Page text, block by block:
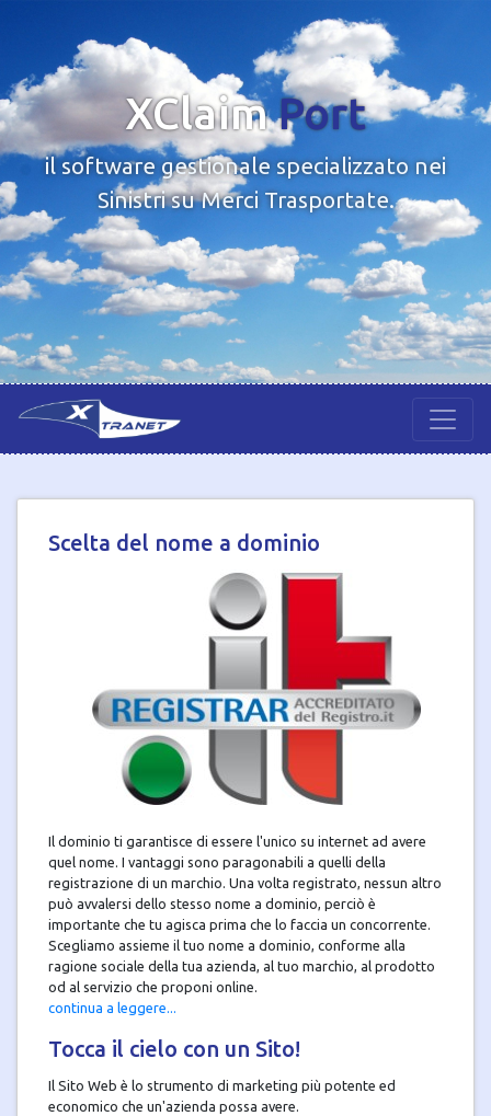
XClaimPort
il software gestionale specializzato nei
Sinistri su Merci Trasportate.
Scelta del nome a dominio
Il dominio ti garantisce di essere l'unico su internet ad avere
quel nome. I vantaggi sono paragonabili a quelli della
registrazione di un marchio. Una volta registrato, nessun altro
può avvalersi dello stesso nome a dominio, perciò è
importante che tu agisca prima che lo faccia un concorrente.
Scegliamo assieme il tuo nome a dominio, conforme alla
ragione sociale della tua azienda, al tuo marchio, al prodotto
od al servizio che proponi online.
continua a leggere...
Tocca il cielo con un Sito!
Il Sito Web è lo strumento di marketing più potente ed
economico che un'azienda possa avere.